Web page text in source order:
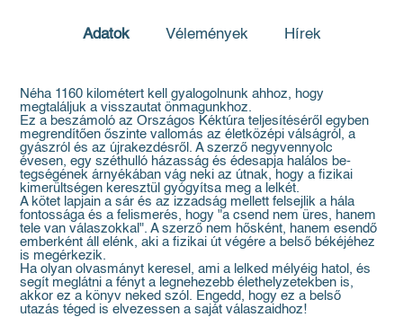
Adatok Vélemények Hírek
Néha 1160 kilométert kell gyalogolnunk ahhoz, hogy
megtaláljuk a visszautat önmagunkhoz.
Ez a beszámoló az Országos Kéktúra teljesítéséről egyben
megrendítően őszinte vallomás az életközépi válságról, a
gyászról és az újra­kezdésről. A szerző negyvennyolc
évesen, egy széthulló házasság és édesapja halálos be­
tegségének árnyékában vág neki az útnak, hogy a fizikai
kimerültségen keresztül gyógyítsa meg a lelkét.
A kötet lapjain a sár és az izzadság mellett felsejlik a hála
fontossága és a felismerés, hogy "a csend nem üres, hanem
tele van válaszok­kal". A szerző nem hősként, hanem esendő
emberként áll elénk, aki a fizikai út végére a belső békéjéhez
is megérkezik.
Ha olyan olvasmányt keresel, ami a lelked mélyéig hatol, és
segít meglátni a fényt a legne­hezebb élethelyzetekben is,
akkor ez a könyv neked szól. Engedd, hogy ez a belső
utazás téged is elvezessen a saját válaszaidhoz!